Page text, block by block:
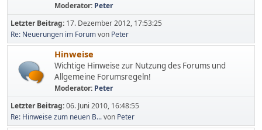
Moderator: Peter
Letzter Beitrag: 17. Dezember 2012, 17:53:25
Re: Neuerungen im Forumvon Peter
Hinweise
Wichtige Hinweise zur Nutzung des Forums und
Allgemeine Forumsregeln!
Moderator: Peter
Letzter Beitrag:06. Juni 2010, 16:48:55
Re: Hinweise zum neuen B...von Peter